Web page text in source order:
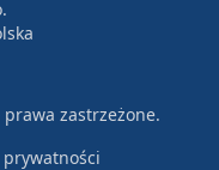
zastrzeżone.
prywatności